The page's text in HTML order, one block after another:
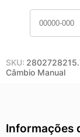
SKU:
Câmbio Manual
Informações